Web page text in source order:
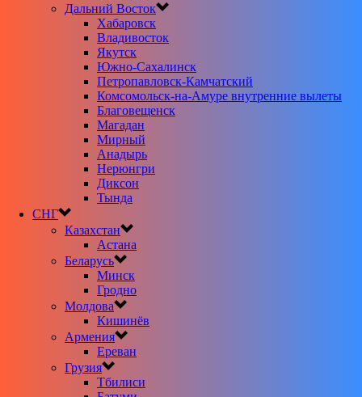
Дальний Восток
Хабаровск
Владивосток
Якутск
Южно-Сахалинск
Петропавловск-Камчатский
Комсомольск-на-Амуре внутренние вылеты
Благовещенск
Магадан
Мирный
Анадырь
Нерюнгри
Диксон
Тында
СНГ
Казахстан
Астана
Беларусь
Минск
Гродно
Молдова
Кишинёв
Армения
Ереван
Грузия
Тбилиси